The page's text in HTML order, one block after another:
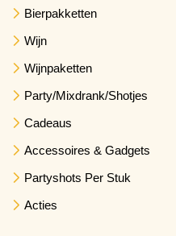
Bierpakketten
Wijn
Wijnpaketten
Party/Mixdrank/Shotjes
Cadeaus
Accessoires & Gadgets
Partyshots Per Stuk
Acties